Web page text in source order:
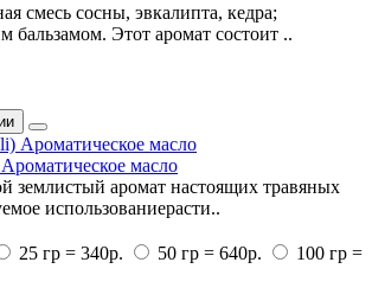
смесь сосны, эвкалипта, кедра;
бальзамом. Этот аромат состоит ..
масло
землистый аромат настоящих травяных
использованиерасти..
25 гр = 340р. 50 гр = 640р.
100 гр =